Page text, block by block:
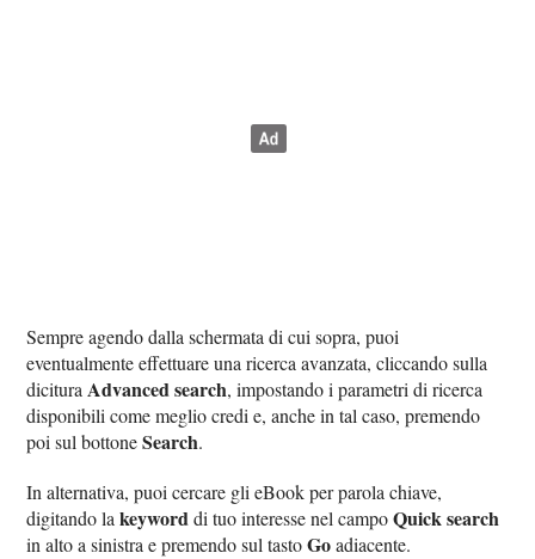
Sempre agendo dalla schermata di cui sopra, puoi
eventualmente effettuare una ricerca avanzata, cliccando sulla
dicitura Advanced search, impostando i parametri di ricerca
disponibili come meglio credi e, anche in tal caso, premendo
poi sul bottoneSearch.
In alternativa, puoi cercare gli eBook per parola chiave,
digitando lakeyworddi tuo interesse nel campoQuick search
in alto a sinistra e premendo sul tastoGoadiacente.